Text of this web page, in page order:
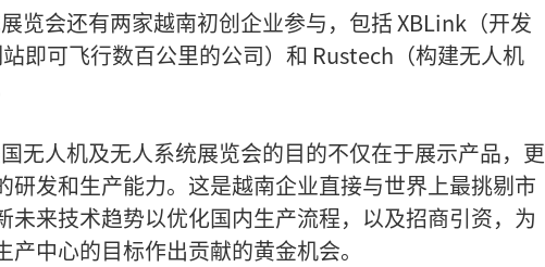
览会还有两家越南初创企业参与，包括 XBLink（开发
即可飞行数百公里的公司）和 Rustech（构建无人机
无人机及无人系统展览会的目的不仅在于展示产品，更
发和生产能力。这是越南企业直接与世界上最挑剔市
来技术趋势以优化国内生产流程，以及招商引资，为
中心的目标作出贡献的黄金机会。